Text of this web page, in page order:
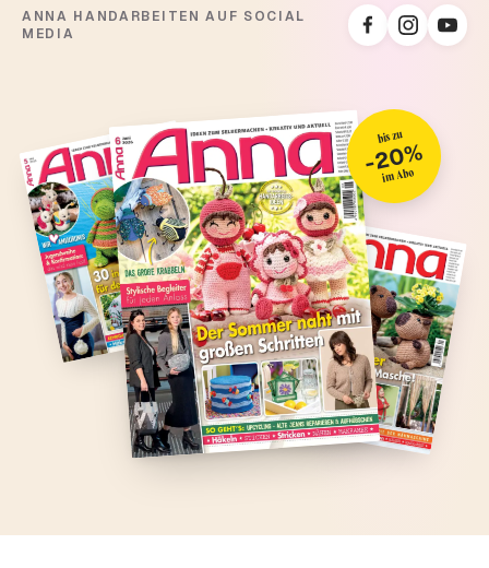
ANNA HANDARBEITEN AUF SOCIAL
MEDIA
bis zu
-20%
im Abo